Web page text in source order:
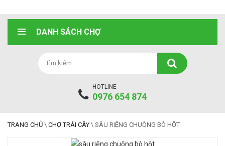
DANH SÁCH CHỢ
HOTLINE
0976 654 874
TRANG CHỦ \ CHỢ TRÁI CÂY \ SÂU RIÊNG CHUÔNG BÒ HỘT